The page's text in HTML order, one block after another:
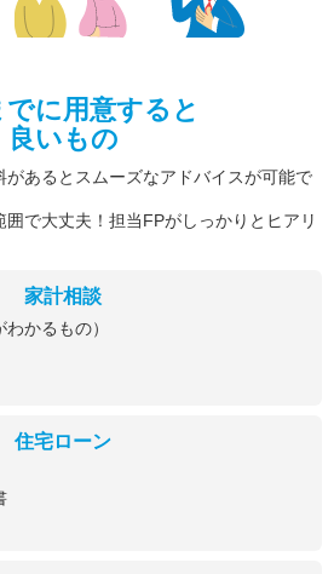
に用意すると
良いもの
があるとスムーズなアドバイスが可能で
で大丈夫！担当FPがしっかりとヒアリ
家計相談
かるもの）
住宅ローン